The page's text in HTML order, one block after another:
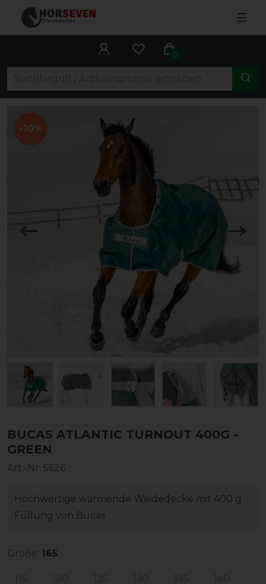
☰
0
-10%
BUCAS ATLANTIC TURNOUT 400G -
GREEN
Art.-Nr: 5626
Hochwertige wärmende Weidedecke mit 400 g
Füllung von Bucas
Größe: 165